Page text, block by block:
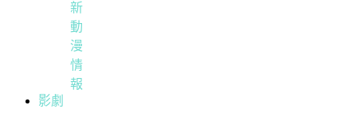
新
動
漫
情
報
影劇